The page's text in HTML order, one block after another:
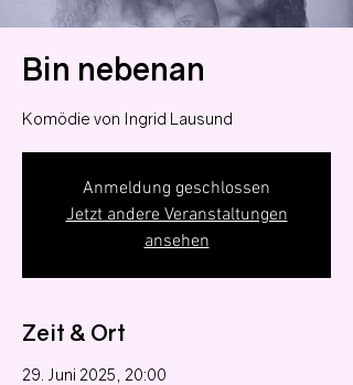
Bin nebenan
Komödie von Ingrid Lausund
Anmeldung geschlossen
Jetzt andere Veranstaltungen
ansehen
Zeit & Ort
29. Juni 2025, 20:00